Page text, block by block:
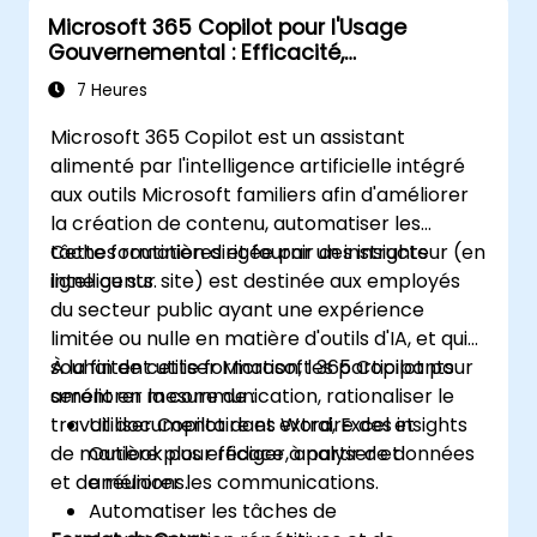
Microsoft 365 Copilot pour l'Usage
Gouvernemental : Efficacité,
Communication et Insight
7 Heures
Microsoft 365 Copilot est un assistant
alimenté par l'intelligence artificielle intégré
aux outils Microsoft familiers afin d'améliorer
la création de contenu, automatiser les
tâches routinières et fournir des insights
intelligents.
Cette formation dirigée par un instructeur (en
ligne ou sur site) est destinée aux employés
du secteur public ayant une expérience
limitée ou nulle en matière d'outils d'IA, et qui
souhaitent utiliser Microsoft 365 Copilot pour
améliorer la communication, rationaliser le
travail documentaire et extraire des insights
de manière plus efficace à partir de données
et de réunions.
À la fin de cette formation, les participants
seront en mesure de :
Utiliser Copilot dans Word, Excel et
Outlook pour rédiger, analyser et
améliorer les communications.
Automatiser les tâches de